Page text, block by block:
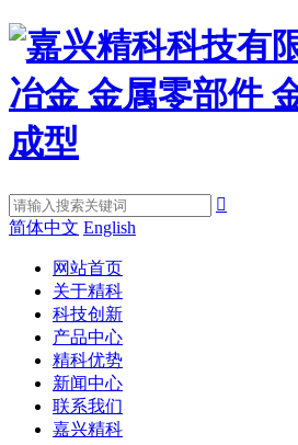

简体中文 English
网站首页
关于精科
科技创新
产品中心
精科优势
新闻中心
联系我们
嘉兴精科